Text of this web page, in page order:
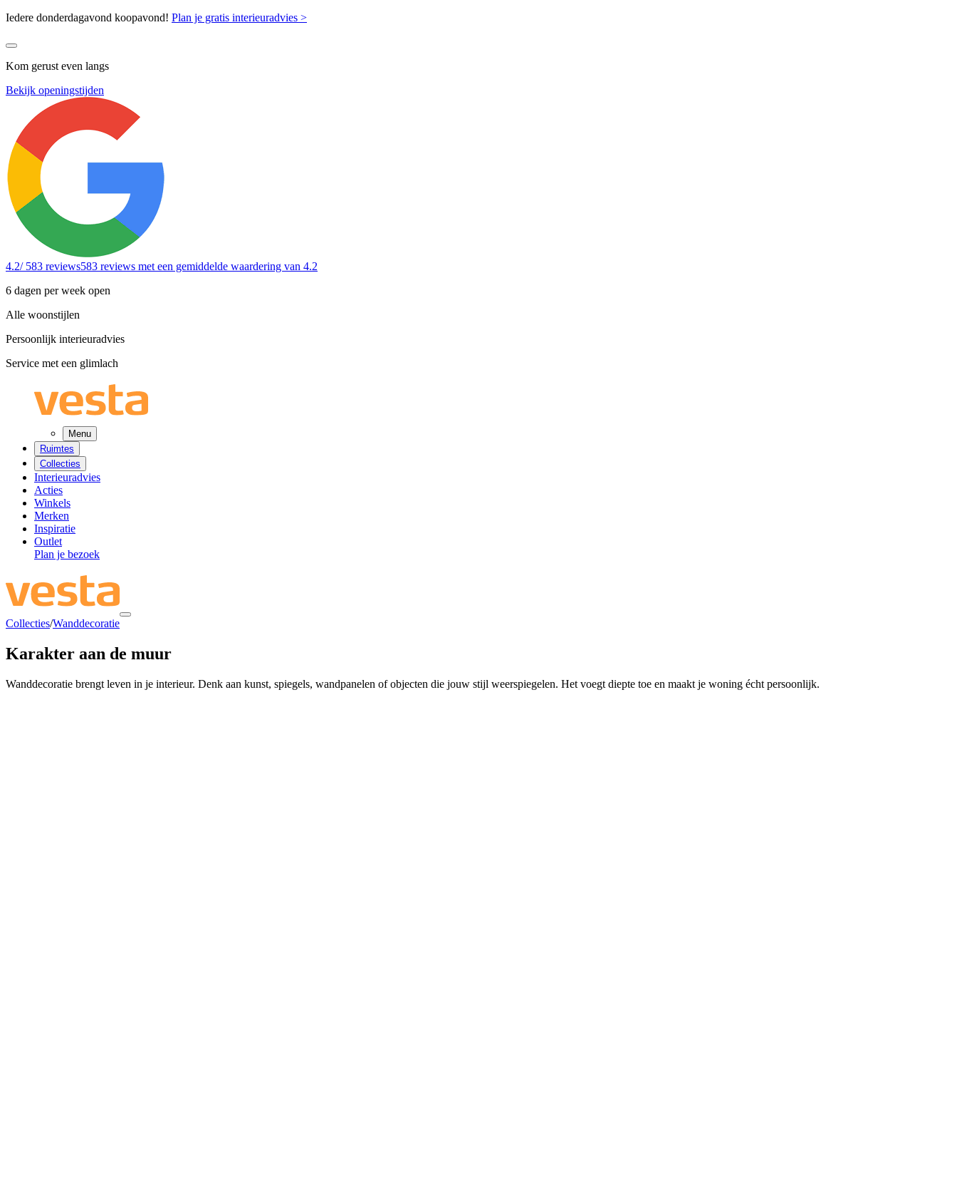
Iedere donderdagavond koopavond! Plan je gratis interieuradvies >
Kom gerust even langs
Bekijk openingstijden
4.2/ 583 reviews583 reviews met een gemiddelde waardering van 4.2
6 dagen per week open
Alle woonstijlen
Persoonlijk interieuradvies
Service met een glimlach
Menu
Ruimtes
Collecties
Interieuradvies
Acties
Winkels
Merken
Inspiratie
Outlet
Plan je bezoek
Collecties/Wanddecoratie
Karakter aan de muur
Wanddecoratie brengt leven in je interieur. Denk aan kunst, spiegels, wandpanelen of objecten die jouw stijl weerspiegelen. Het voegt diepte toe en maakt je woning écht persoonlijk.